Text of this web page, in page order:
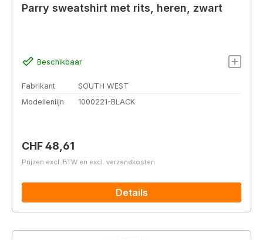
Parry sweatshirt met rits, heren, zwart
Beschikbaar
Fabrikant
SOUTH WEST
Modellenlijn
1000221-BLACK
Normale prijs:
CHF 48,61
Prijzen excl. BTW en excl. verzendkosten
Details